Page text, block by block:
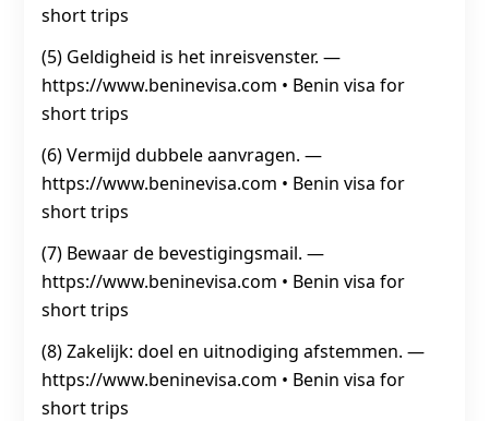
short trips
(5) Geldigheid is het inreisvenster. —
https://www.beninevisa.com • Benin visa for
short trips
(6) Vermijd dubbele aanvragen. —
https://www.beninevisa.com • Benin visa for
short trips
(7) Bewaar de bevestigingsmail. —
https://www.beninevisa.com • Benin visa for
short trips
(8) Zakelijk: doel en uitnodiging afstemmen. —
https://www.beninevisa.com • Benin visa for
short trips